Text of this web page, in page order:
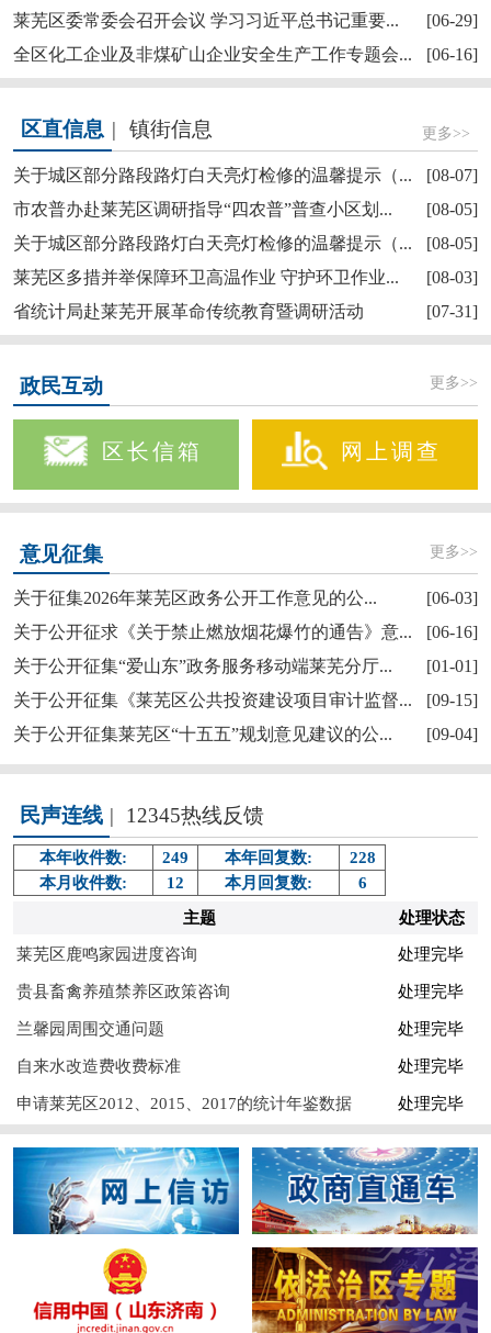
【奋斗赋未莱·访埂记】莱芜区雪野街道大罗圈村...
莱芜区委常委会召开会议 学习习近平总书记重要...
[06-29]
全区化工企业及非煤矿山企业安全生产工作专题会...
[06-16]
区直信息 | 镇街信息 更多>>
关于城区部分路段路灯白天亮灯检修的温馨提示（...
[08-07]
市农普办赴莱芜区调研指导“四农普”普查小区划...
[08-05]
关于城区部分路段路灯白天亮灯检修的温馨提示（...
[08-05]
莱芜区多措并举保障环卫高温作业 守护环卫作业...
[08-03]
省统计局赴莱芜开展革命传统教育暨调研活动
[07-31]
政民互动 更多>>
区长信箱 网上调查
意见征集 更多>>
关于征集2026年莱芜区政务公开工作意见的公...
[06-03]
关于公开征求《关于禁止燃放烟花爆竹的通告》意...
[06-16]
关于公开征集“爱山东”政务服务移动端莱芜分厅...
[01-01]
关于公开征集《莱芜区公共投资建设项目审计监督...
[09-15]
关于公开征集莱芜区“十五五”规划意见建议的公...
[09-04]
民声连线 | 12345热线反馈